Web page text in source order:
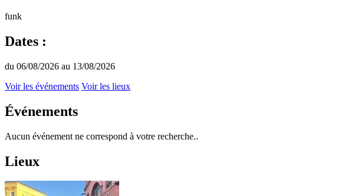
funk
Dates :
du 06/08/2026 au 13/08/2026
Voir les événements Voir les lieux
Événements
Aucun événement ne correspond à votre recherche..
Lieux